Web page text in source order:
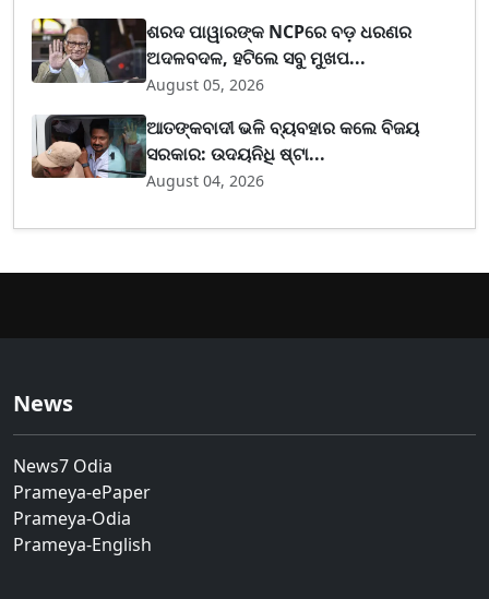
ଶରଦ ପାୱାରଙ୍କ NCPରେ ବଡ଼ ଧରଣର
ଅଦଳବଦଳ, ହଟିଲେ ସବୁ ମୁଖପ...
August 05, 2026
ଆତଙ୍କବାଦୀ ଭଳି ବ୍ୟବହାର କଲେ ବିଜୟ
ସରକାର: ଉଦୟନିଧି ଷ୍ଟା...
August 04, 2026
News
News7 Odia
Prameya-ePaper
Prameya-Odia
Prameya-English